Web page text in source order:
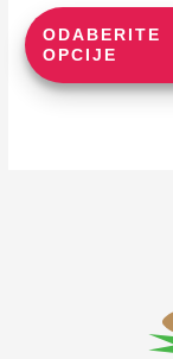
ODABERITE
OPCIJE